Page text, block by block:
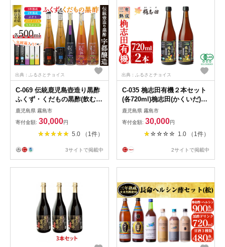
出典：ふるさとチョイス
C-069 伝統鹿児島壺造り黒酢
ふくず・くだもの黒酢(飲む黒
酢）500m×5本セット【宇都
鹿児島県 霧島市
寄付金額: 30,000円
5.0 （1件）
3サイトで掲載中
出典：ふるさとチョイス
C-035 桷志田有機２本セット
(各720ml)桷志田(かくいだ)の
国産の有機玄米を使用した三
年熟成桷志田有機【福山黒
酢】 霧島市 黒酢 福山黒酢 桷
志田 調味料
鹿児島県 霧島市
寄付金額: 30,000円
1.0 （1件）
2サイトで掲載中